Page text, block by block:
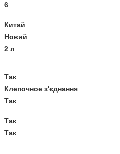
6
Китай
Новий
2 л
Так
Клепочное з'єднання
Так
Так
Так